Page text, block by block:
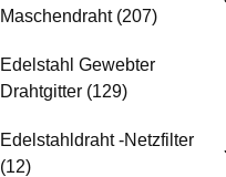
Maschendraht(207)
Edelstahl Gewebter
Drahtgitter (129)
Edelstahldraht -Netzfilter
(12)